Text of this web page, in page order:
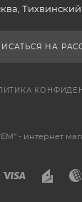
Тихвинский
НА
- интернет